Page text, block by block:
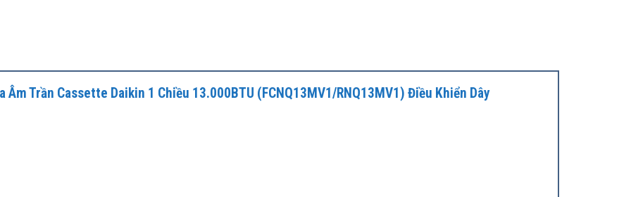
Trần Cassette Daikin 1 Chiều 13.000BTU (FCNQ13MV1/RNQ13MV1) Điều Khiển Dây